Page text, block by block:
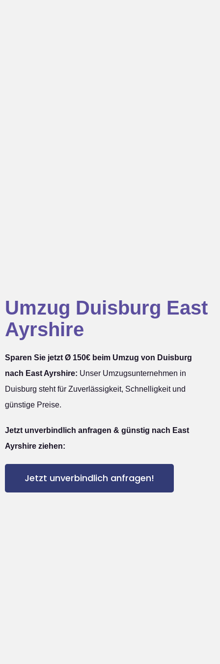
Umzug Duisburg East
Ayrshire
Sparen Sie jetzt Ø 150€ beim Umzug von Duisburg
nach East Ayrshire: Unser Umzugsunternehmen in
Duisburg steht für Zuverlässigkeit, Schnelligkeit und
günstige Preise.
Jetzt unverbindlich anfragen & günstig nach East
Ayrshire ziehen:
Jetzt unverbindlich anfragen!